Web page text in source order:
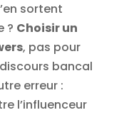
sortent
? Choisir un
, pas pour
bancal
erreur :
l’influenceur